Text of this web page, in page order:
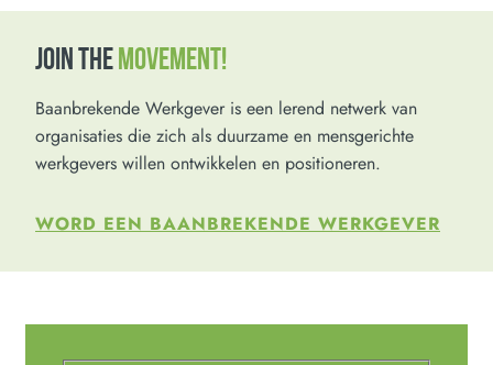
JOIN THEMOVEMENT!
Baanbrekende Werkgever is een lerend netwerk van
organisaties die zich als duurzame en mensgerichte
werkgevers willen ontwikkelen en positioneren.
WORD EEN BAANBREKENDE WERKGEVER